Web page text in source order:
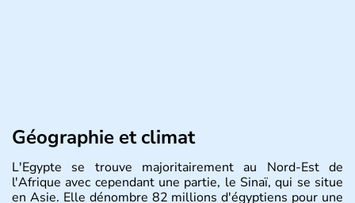
Géographie et climat
L'Egypte se trouve majoritairement au Nord-Est de
l'Afrique avec cependant une partie, le Sinaï, qui se situe
en Asie. Elle dénombre 82 millions d'égyptiens pour une